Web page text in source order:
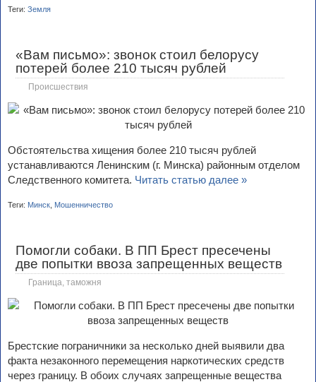
Теги: Земля
«Вам письмо»: звонок стоил белорусу
потерей более 210 тысяч рублей
Происшествия
Обстоятельства хищения более 210 тысяч рублей
устанавливаются Ленинским (г. Минска) районным отделом
Следственного комитета. Читать статью далее »
Теги: Минск Мошенничество
Помогли собаки. В ПП Брест пресечены
две попытки ввоза запрещенных веществ
Граница, таможня
Брестские пограничники за несколько дней выявили два
факта незаконного перемещения наркотических средств
через границу. В обоих случаях запрещенные вещества